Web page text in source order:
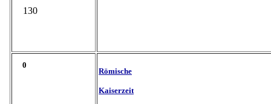
130
0
Römische
Kaiserzeit